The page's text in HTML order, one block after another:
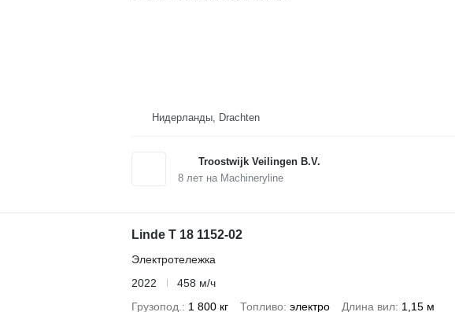
Нидерланды, Drachten
Troostwijk Veilingen B.V.
8лет на Machineryline
Linde T 18 1152-02
Электротележка
2022
458 м/ч
Грузопод.
1 800 кг Топливо электро Длина вил 1,15 м